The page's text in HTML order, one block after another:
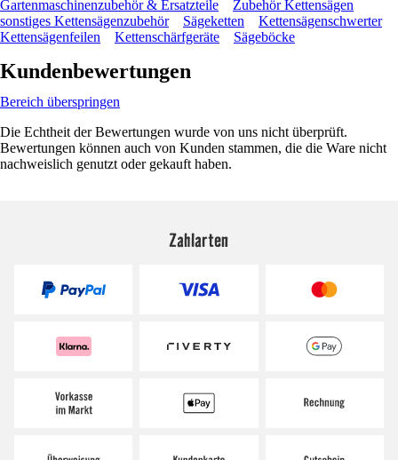
Gartenmaschinenzubehör & Ersatzteile
Zubehör Kettensägen
sonstiges Kettensägenzubehör
Sägeketten
Kettensägenschwerter
Kettensägenfeilen
Kettenschärfgeräte Sägeböcke
Kundenbewertungen
Bereich überspringen
Die Echtheit der Bewertungen wurde von uns nicht überprüft.
Bewertungen können auch von Kunden stammen, die die Ware nicht
nachweislich genutzt oder gekauft haben.
Zahlarten